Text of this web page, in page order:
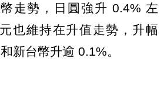
走勢，日圓強升 0.4% 左
也維持在升值走勢，升幅
新台幣升逾 0.1%。